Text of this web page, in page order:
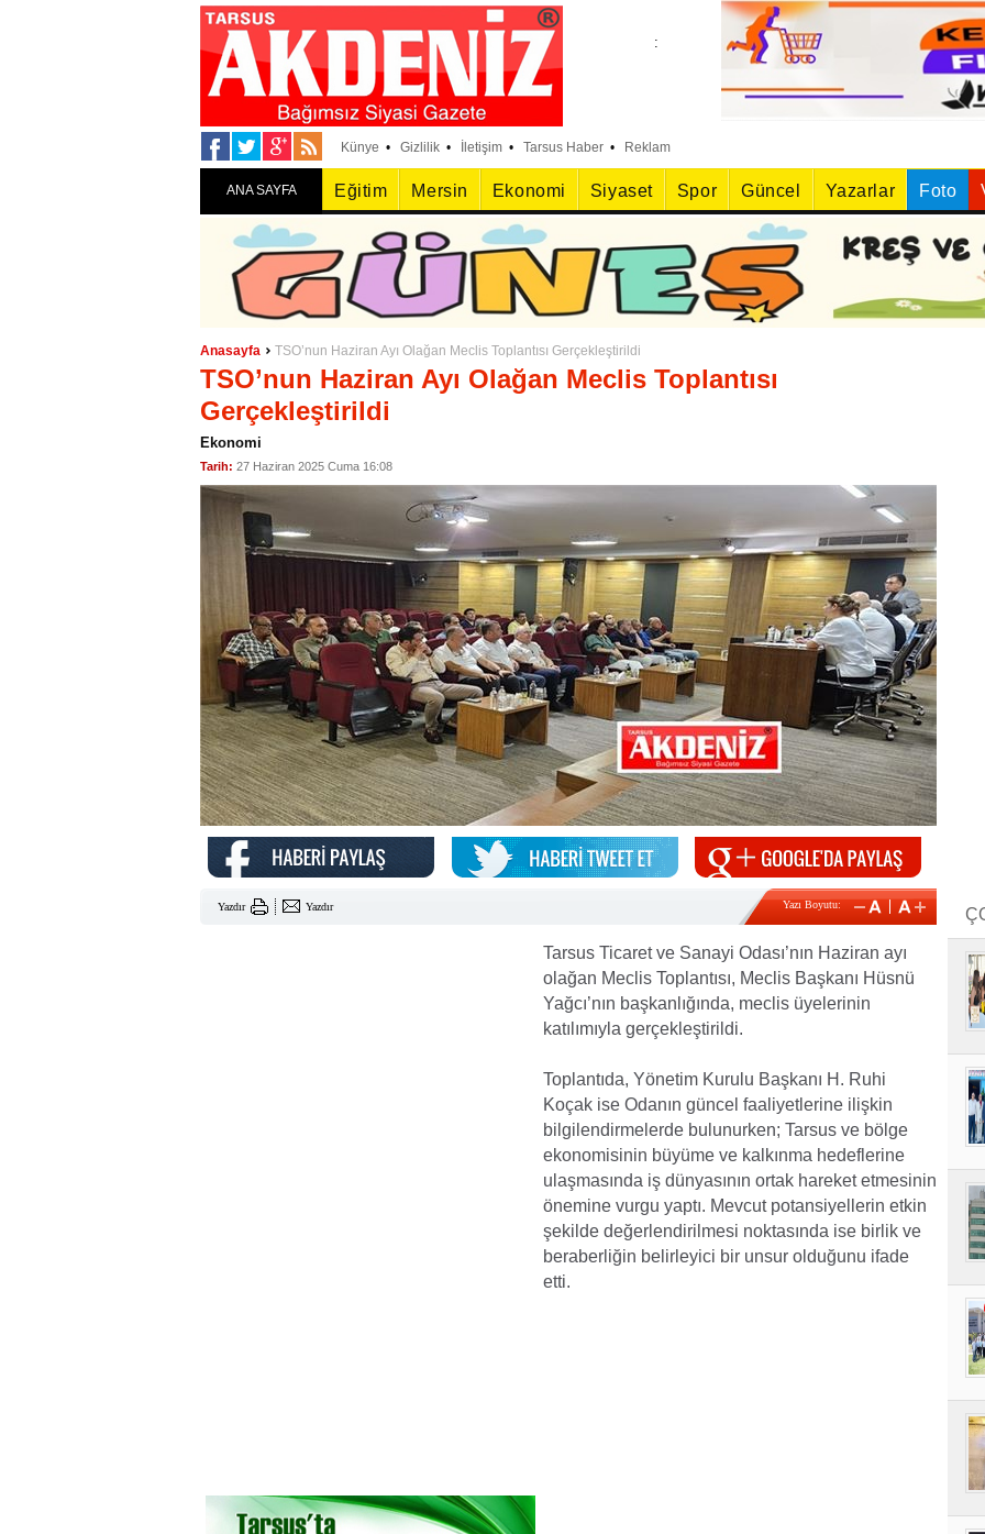
:
:
Künye • Gizlilik • İletişim • Tarsus Haber • Reklam
ANA SAYFA Eğitim Mersin Ekonomi Siyaset Spor Güncel Yazarlar Foto
Anasayfa TSO’nun Haziran Ayı Olağan Meclis Toplantısı Gerçekleştirildi
TSO’nun Haziran Ayı Olağan Meclis Toplantısı
Gerçekleştirildi
Ekonomi
Tarih: 27 Haziran 2025 Cuma 16:08
Yazdır Yazdır Yazı Boyutu:
Tarsus Ticaret ve Sanayi Odası’nın Haziran ayı
olağan Meclis Toplantısı, Meclis Başkanı Hüsnü
Yağcı’nın başkanlığında, meclis üyelerinin
katılımıyla gerçekleştirildi.
Toplantıda, Yönetim Kurulu Başkanı H. Ruhi
Koçak ise Odanın güncel faaliyetlerine ilişkin
bilgilendirmelerde bulunurken; Tarsus ve bölge
ekonomisinin büyüme ve kalkınma hedeflerine
ulaşmasında iş dünyasının ortak hareket etmesinin
önemine vurgu yaptı. Mevcut potansiyellerin etkin
şekilde değerlendirilmesi noktasında ise birlik ve
beraberliğin belirleyici bir unsur olduğunu ifade
etti.